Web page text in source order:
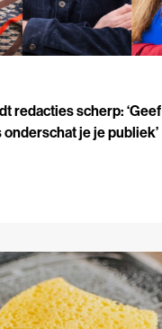
redacties scherp: ‘Geef
je je publiek’